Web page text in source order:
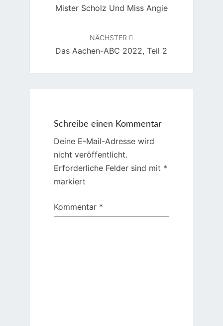
Mister Scholz Und Miss Angie
NÄCHSTER
Das Aachen-ABC 2022, Teil 2
Schreibe einen Kommentar
Deine E-Mail-Adresse wird
nicht veröffentlicht.
Erforderliche Felder sind mit *
markiert
Kommentar *